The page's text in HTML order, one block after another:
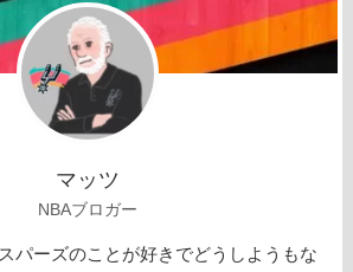
マッツ
NBAブロガー
パーズのことが好きでどうしようもな